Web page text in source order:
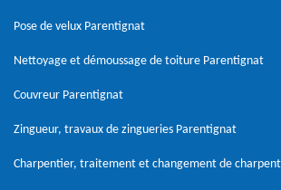
Pose de velux Parentignat
Nettoyage et démoussage de toiture Parentignat
Couvreur Parentignat
Zingueur, travaux de zingueries Parentignat
Charpentier, traitement et changement de